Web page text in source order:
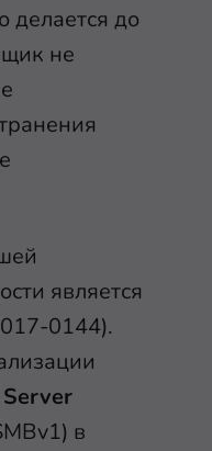
делается до
не
является
0144).
в